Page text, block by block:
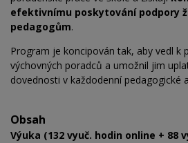
efektivnímu poskytování podpory
pedagogům.
Program je koncipován tak, aby vedl k
výchovných poradců a umožnil jim
dovednosti v každodenní pedagogické
Obsah
Výuka (132 vyuč. hodin online + 88